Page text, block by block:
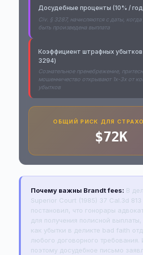
Досудебные проценты (10% /
Civ. § 3287, начисляются с даты,
быть произведена выплата
Коэффициент штрафных убытков
3294)
Сознательное пренебрежение,
мошенничество открывают 1x-3x от
убытков
ОБЩИЙ РИСК ДЛЯ
$72K
Почему важны Brandt fees: В
Superior Court (1985) 37 Cal.3d 813
постановил, что гонорары
для получения полисной
как убытки в деликте bad faith
любого договорного требования.
поэтому досудебное письмо